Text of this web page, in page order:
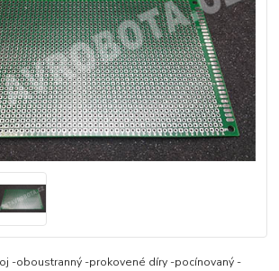
-oboustranný -prokovené díry -pocínovaný -